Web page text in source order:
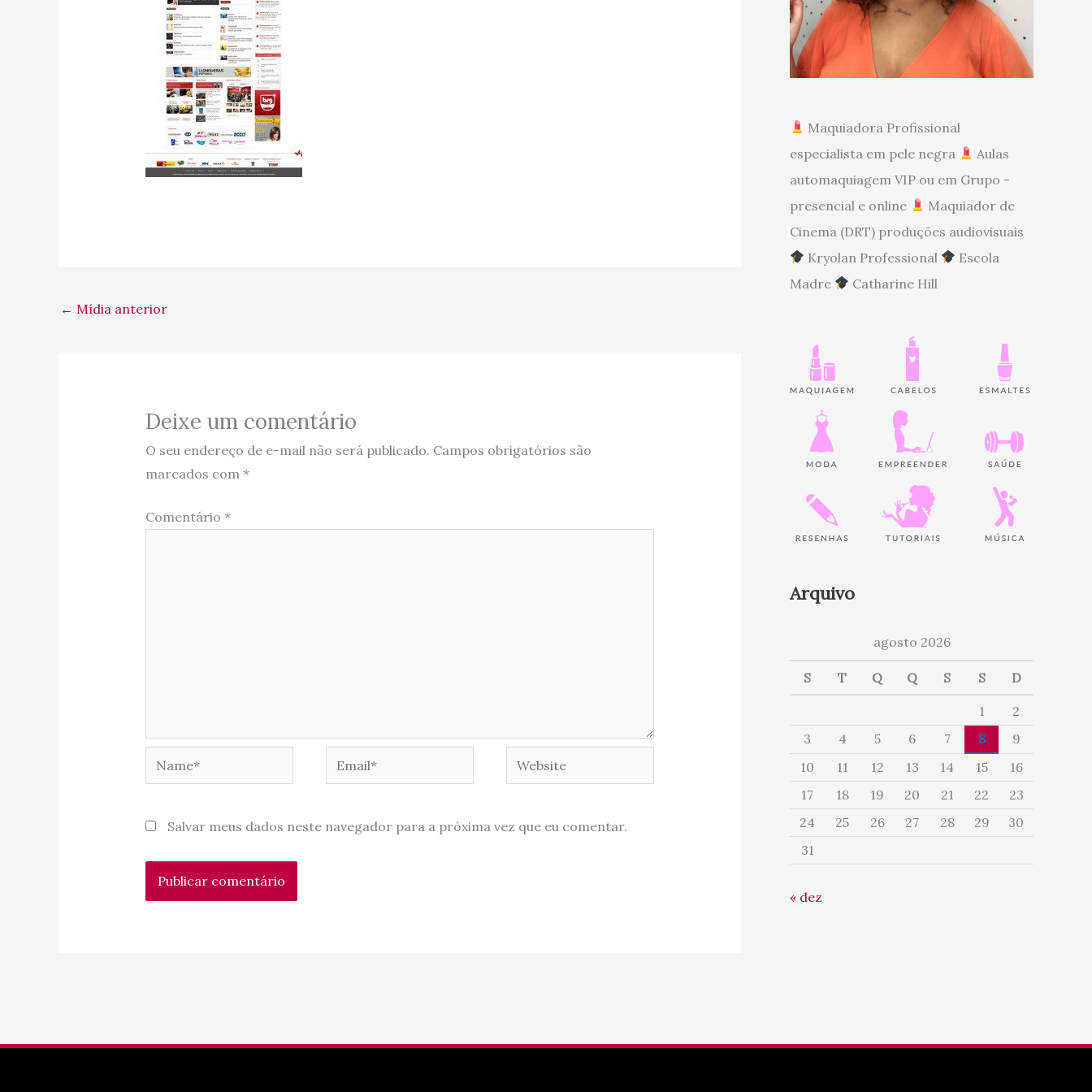
← Mídia anterior
Deixe um comentário
O seu endereço de e-mail não será publicado. Campos obrigatórios são
marcados com *
Comentário *
Website
Salvar meus dados neste navegador para a próxima vez que eu comentar.
Maquiadora Profissional
especialista em pele negra
Aulas
automaquiagem VIP ou em Grupo -
presencial e online
Maquiador de
Cinema (DRT) produções audiovisuais
Kryolan Professional
Escola
Madre
Catharine Hill
Arquivo
agosto 2026
S T Q Q S S D
1
2
3
4 5 6 7 8
9
10
11 12 13 14 15
16
17
18 19 20 21 22
23
24
25 26 27 28 29
30
31
« dez